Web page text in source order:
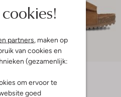
partners , maken op
van cookies en
(gezamenlijk:
om ervoor te
goed
Platte sandalen
€ 59,99